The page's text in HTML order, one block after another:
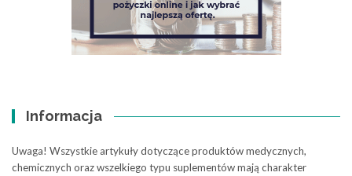
Informacja
Uwaga! Wszystkie artykuły dotyczące produktów medycznych,
chemicznych oraz wszelkiego typu suplementów mają charakter